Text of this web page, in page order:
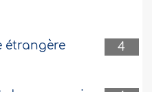
4
étrangère